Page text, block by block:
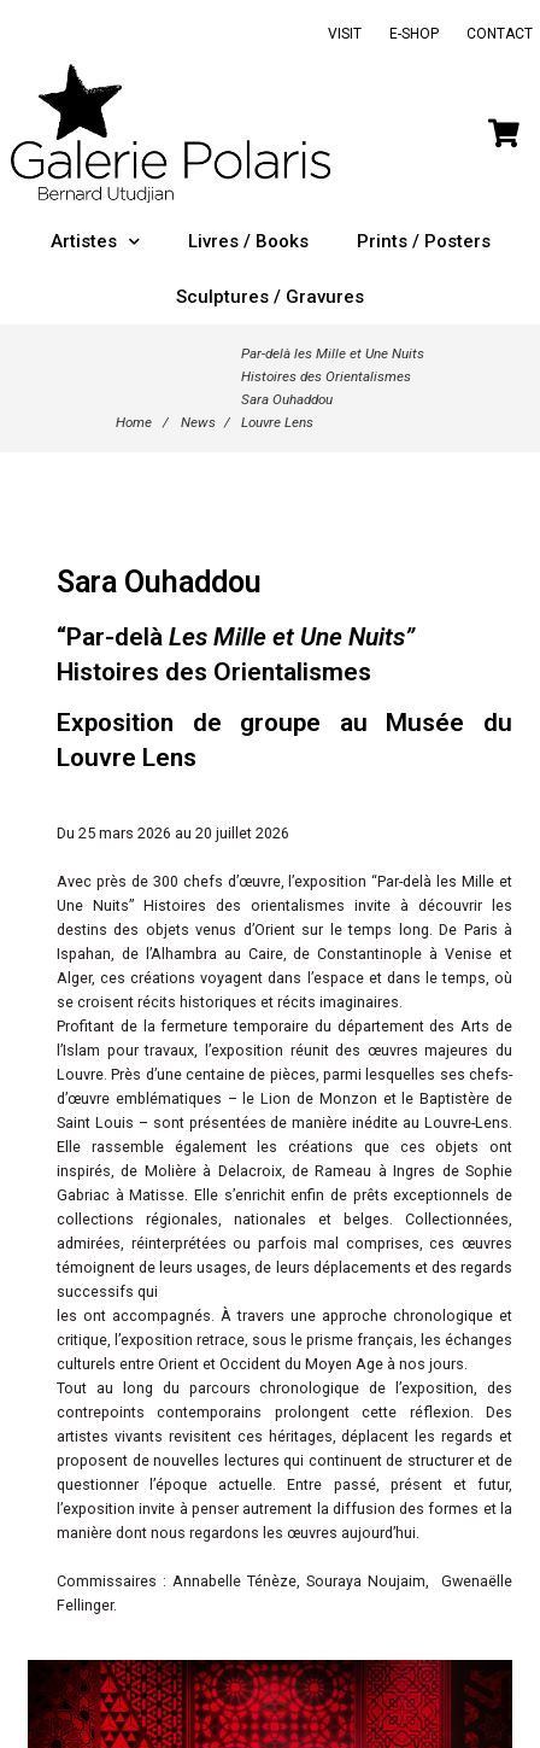
VISIT E-SHOP CONTACT
Artistes Livres / Books Prints / Posters
Sculptures / Gravures
Home / News /
Par-delà les Mille et Une Nuits
Histoires des Orientalismes
Sara Ouhaddou
Louvre Lens
Sara Ouhaddou
“Par-delà Les Mille et Une Nuits”
Histoires des Orientalismes
Exposition de groupe au Musée du
Louvre Lens
Du 25 mars 2026 au 20 juillet 2026
Avec près de 300 chefs d’œuvre, l’exposition “Par-delà les Mille et
Une Nuits” Histoires des orientalismes invite à découvrir les
destins des objets venus d’Orient sur le temps long. De Paris à
Ispahan, de l’Alhambra au Caire, de Constantinople à Venise et
Alger, ces créations voyagent dans l’espace et dans le temps, où
se croisent récits historiques et récits imaginaires.
Profitant de la fermeture temporaire du département des Arts de
l’Islam pour travaux, l’exposition réunit des œuvres majeures du
Louvre. Près d’une centaine de pièces, parmi lesquelles ses chefs-
d’œuvre emblématiques – le Lion de Monzon et le Baptistère de
Saint Louis – sont présentées de manière inédite au Louvre-Lens.
Elle rassemble également les créations que ces objets ont
inspirés, de Molière à Delacroix, de Rameau à Ingres de Sophie
Gabriac à Matisse. Elle s’enrichit enfin de prêts exceptionnels de
collections régionales, nationales et belges. Collectionnées,
admirées, réinterprétées ou parfois mal comprises, ces œuvres
témoignent de leurs usages, de leurs déplacements et des regards
successifs qui
les ont accompagnés. À travers une approche chronologique et
critique, l’exposition retrace, sous le prisme français, les échanges
culturels entre Orient et Occident du Moyen Age à nos jours.
Tout au long du parcours chronologique de l’exposition, des
contrepoints contemporains prolongent cette réflexion. Des
artistes vivants revisitent ces héritages, déplacent les regards et
proposent de nouvelles lectures qui continuent de structurer et de
questionner l’époque actuelle. Entre passé, présent et futur,
l’exposition invite à penser autrement la diffusion des formes et la
manière dont nous regardons les œuvres aujourd’hui.
Commissaires : Annabelle Ténèze, Souraya Noujaim, Gwenaëlle
Fellinger.